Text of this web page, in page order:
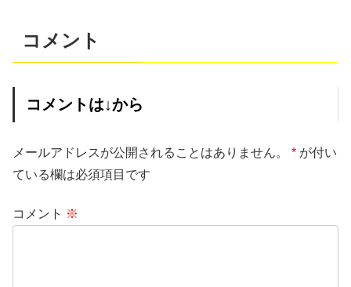
コメント
コメントは↓から
メールアドレスが公開されることはありません。 * が付い
ている欄は必須項目です
コメント ※